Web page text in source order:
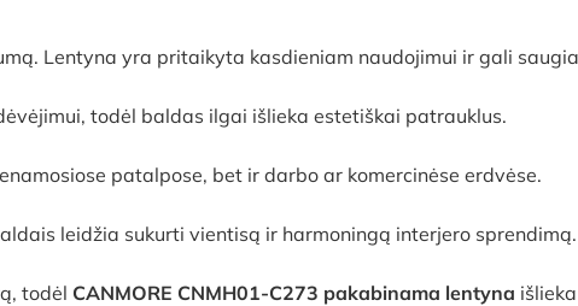
Lentyna yra pritaikyta kasdieniam naudojimui ir gali
todėl baldas ilgai išlieka estetiškai patrauklus.
patalpose, bet ir darbo ar komercinėse erdvėse.
leidžia sukurti vientisą ir harmoningą interjero sprendimą.
todėl CANMORE CNMH01-C273 pakabinama lentyna